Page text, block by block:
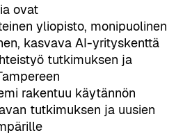
ovat
yliopisto, monipuolinen
kasvava AI-yrityskenttä
tutkimuksen ja
rakentuu käytännön
tutkimuksen ja uusien